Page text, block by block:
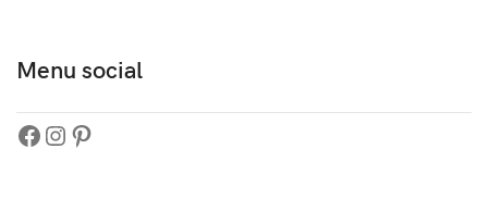
Menu social